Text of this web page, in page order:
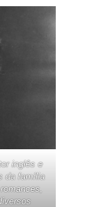
inglês e
da família